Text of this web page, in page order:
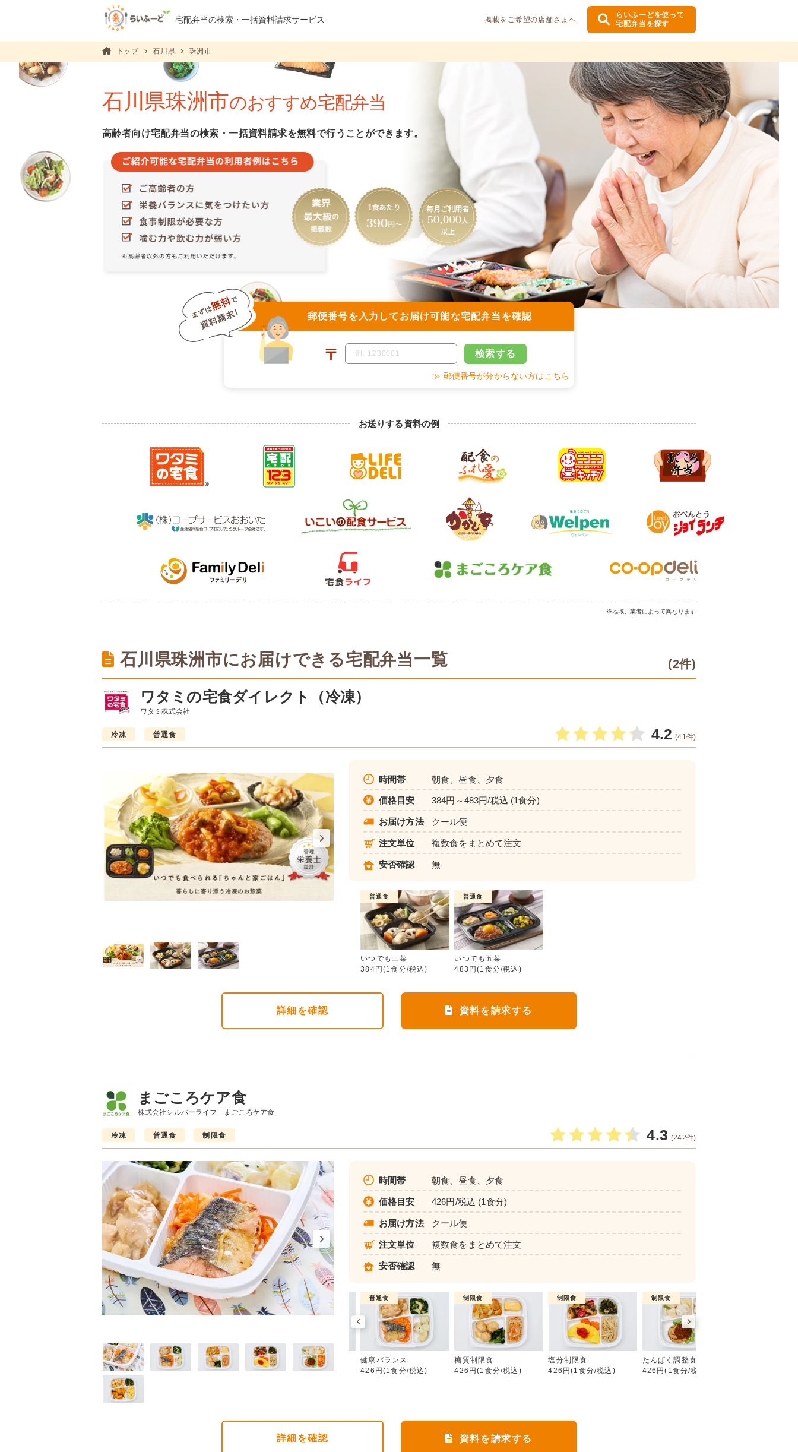
宅配弁当の検索・一括資料請求サービス 掲載をご希望の店舗さまへ
らいふーどを使って
宅配弁当を探す
トップ 石川県 珠洲市
石川県珠洲市のおすすめ宅配弁当
高齢者向け宅配弁当の検索・一括資料請求を無料で行うことができます。
郵便番号を入力して お届け可能な宅配弁当を確認
〒 検索する
≫ 郵便番号が分からない方はこちら
お送りする資料の例
※地域、業者によって異なります
石川県珠洲市にお届けできる宅配弁当一覧 (2件)
ワタミの宅食ダイレクト（冷凍）
ワタミ株式会社
冷凍 普通食 4.2 (41件)
いつでも三菜
時間帯 朝食、昼食、夕食
価格目安 384円～483円/税込 (1食分)
お届け方法 クール便
注文単位 複数食をまとめて注文
安否確認 無
普通食
いつでも三菜
384円(1食分/税込)
普通食
いつでも五菜
483円(1食分/税込)
詳細 を確認 資料を請求する
まごころケア食
株式会社シルバーライフ「まごころケア食」
冷凍 普通食 制限食 4.3 (242件)
健康バランス 糖質制限食
時間帯 朝食、昼食、夕食
価格目安 426円/税込 (1食分)
お届け方法 クール便
注文単位 複数食をまとめて注文
安否確認 無
塩分制限食
426円(1食分/税込)
制限食
たんぱく調整食
426円(1食分/税込)
制限食
カロリー調整食
426円(1食分/税込)
普通食
健康バランス
426円(1食分/税込)
制限食
糖質制限食
426円(1食分/税込)
制限食
塩分制限食
426円(1食分/税込)
制限食
たんぱく調整食
426円(1食分/税込)
詳細 を確認 資料を請求する